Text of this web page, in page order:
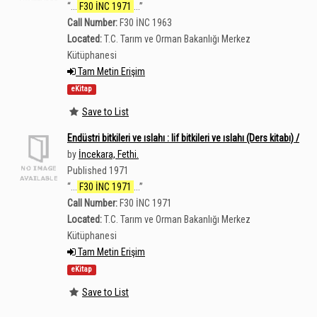
“
F30 İNC 1971
”
Call Number: F30 İNC 1963
Located:T.C. Tarım ve Orman Bakanlığı Merkez
Kütüphanesi
Tam Metin Erişim
eKitap
Save to List
Endüstri bitkileri ve ıslahı : lif bitkileri ve ıslahı (Ders kitabı) /
by İncekara, Fethi.
Published 1971
“
F30 İNC 1971
”
Call Number: F30 İNC 1971
Located:T.C. Tarım ve Orman Bakanlığı Merkez
Kütüphanesi
Tam Metin Erişim
eKitap
Save to List